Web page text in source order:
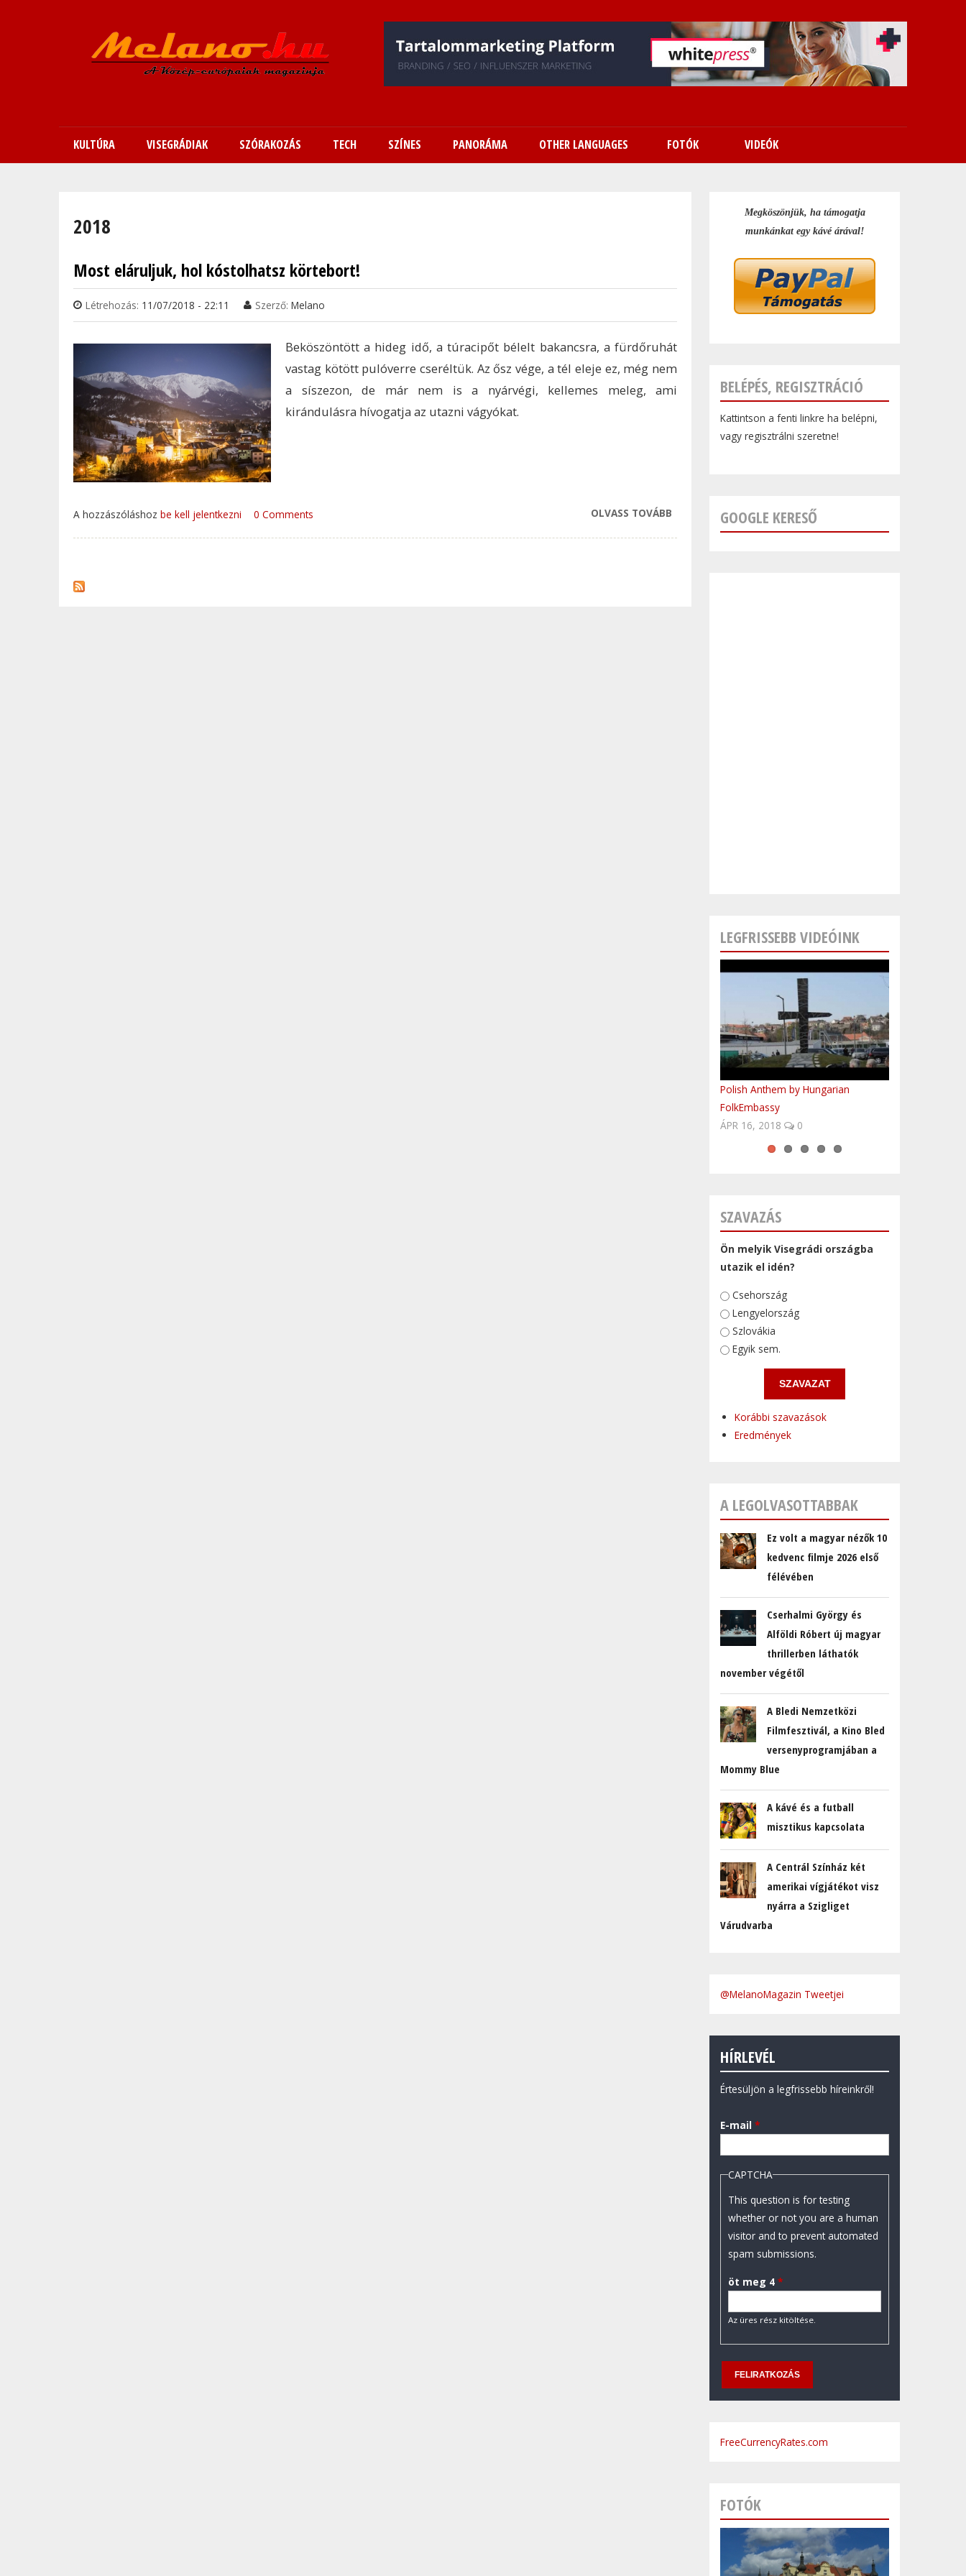
tartalomra
KULTÚRA VISEGRÁDIAK SZÓRAKOZÁS TECH SZÍNES PANORÁMA OTHER LANGUAGES FOTÓK VIDEÓK
2018
Most eláruljuk, hol kóstolhatsz körtebort!
Létrehozás: 11/07/2018 - 22:11 Szerző: Melano
Beköszöntött a hideg idő, a túracipőt bélelt bakancsra, a fürdőruhát
vastag kötött pulóverre cseréltük. Az ősz vége, a tél eleje ez, még nem
a síszezon, de már nem is a nyárvégi, kellemes meleg, ami
kirándulásra hívogatja az utazni vágyókat.
OLVASS TOVÁBB
ELÁRULJUK, HOL
A hozzászóláshoz be kell jelentkezni 0 Comments
Megköszönjük, ha támogatja
munkánkat egy kávé árával!
BELÉPÉS, REGISZTRÁCIÓ
Kattintson a fenti linkre ha belépni,
vagy regisztrálni szeretne!
GOOGLE KERESŐ
LEGFRISSEBB VIDEÓINK
Polish Anthem by Hungarian
FolkEmbassy
ÁPR 16, 2018
0
Baba blues
Nohavica - Ostravo
Evanescence - Weight Of The World
(Budapest, 18 of June 2012) LIVE
UNESCO világörökségi helyek
Csehországban
SZAVAZÁS
Ön melyik Visegrádi országba
utazik el idén?
Választások
Csehország
Lengyelország
Szlovákia
Egyik sem.
Korábbi szavazások
Eredmények
A LEGOLVASOTTABBAK
Ez volt a magyar nézők 10
kedvenc filmje 2026 első
félévében
Cserhalmi György és
Alföldi Róbert új magyar
thrillerben láthatók
november végétől
A Bledi Nemzetközi
Filmfesztivál, a Kino Bled
versenyprogramjában a
Mommy Blue
A kávé és a futball
misztikus kapcsolata
A Centrál Színház két
amerikai vígjátékot visz
nyárra a Szigliget
Várudvarba
@MelanoMagazin Tweetjei
HÍRLEVÉL
Értesüljön a legfrissebb híreinkről!
E-mail *
CAPTCHA
This question is for testing
whether or not you are a human
visitor and to prevent automated
spam submissions.
öt meg 4 *
Az üres rész kitöltése.
FreeCurrencyRates.com
FOTÓK